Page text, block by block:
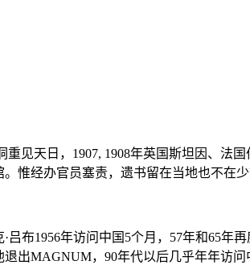
重见天日，1907, 1908年英国斯坦因、法
惟经办官员塞责，遗书留在当地也不在
·吕布1956年访问中国5个月，57年和65
出MAGNUM，90年代以后几乎年年访问